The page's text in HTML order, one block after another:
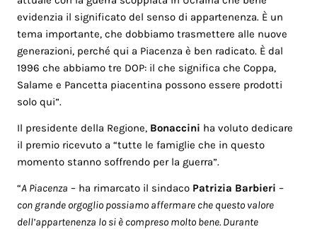
evidenzia il significato del senso di appartenenza. È un
tema importante, che dobbiamo trasmettere alle nuove
generazioni, perché qui a Piacenza è ben radicato. È dal
1996 che abbiamo tre DOP: il che significa che Coppa,
Salame e Pancetta piacentina possono essere prodotti
solo qui”.
Il presidente della Regione, Bonaccini ha voluto dedicare
il premio ricevuto a “tutte le famiglie che in questo
momento stanno soffrendo per la guerra”.
“A Piacenza – ha rimarcato il sindaco Patrizia Barbieri –
con grande orgoglio possiamo affermare che questo valore
dell’appartenenza lo si è compreso molto bene. Durante